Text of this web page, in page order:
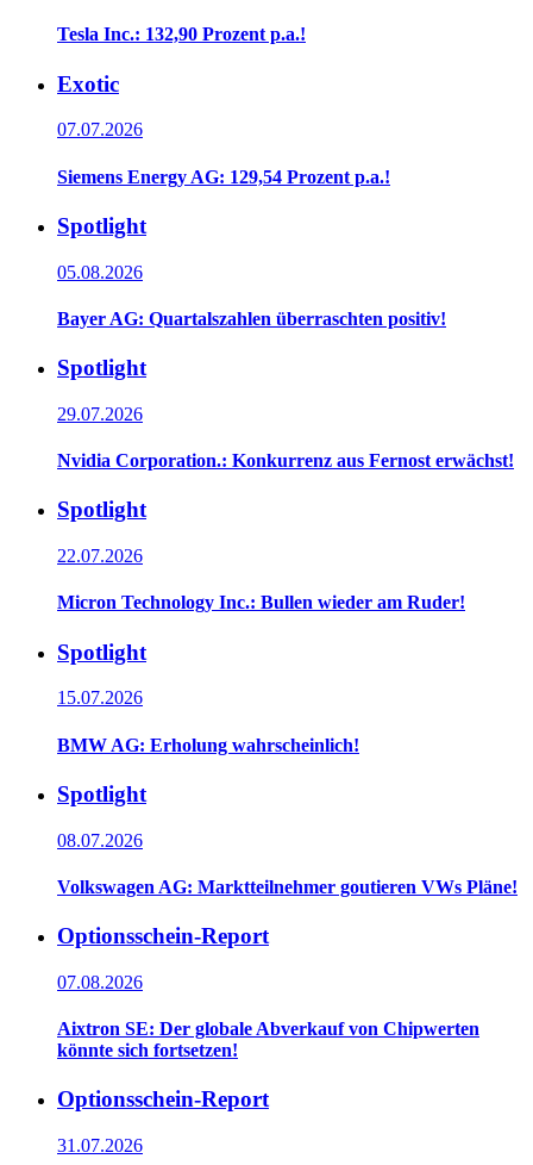
Tesla Inc.: 132,90 Prozent p.a.!
Exotic
07.07.2026
Siemens Energy AG: 129,54 Prozent p.a.!
Spotlight
05.08.2026
Bayer AG: Quartalszahlen überraschten positiv!
Spotlight
29.07.2026
Nvidia Corporation.: Konkurrenz aus Fernost erwächst!
Spotlight
22.07.2026
Micron Technology Inc.: Bullen wieder am Ruder!
Spotlight
15.07.2026
BMW AG: Erholung wahrscheinlich!
Spotlight
08.07.2026
Volkswagen AG: Marktteilnehmer goutieren VWs Pläne!
Optionsschein-Report
07.08.2026
Aixtron SE: Der globale Abverkauf von Chipwerten
könnte sich fortsetzen!
Optionsschein-Report
31.07.2026